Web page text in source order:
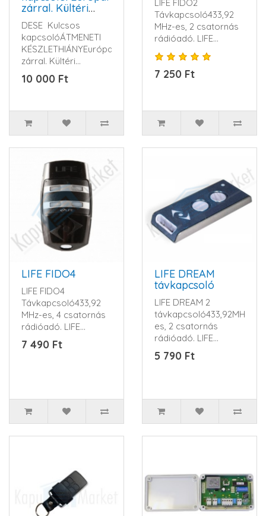
zárral. Kültéri
szereléshez.
Alumínium házban
DESE Kulcsos
kapcsolóÁTMENETI
KÉSZLETHIÁNYEurópai
zárral. Kültéri
szereléshez.
Alumínium házb..
10 000 Ft
LIFE FIDO2
Távkapcsoló433,92
MHz-es, 2 csatornás
rádióadó. LIFE
ugrókód rendszerrel.
1 db 12V-os al..
7 250 Ft
LIFE FIDO4
LIFE FIDO4
Távkapcsoló433,92
MHz-es, 4 csatornás
rádióadó. LIFE
ugrókód rendszerrel.
1 db 12V-os alk..
7 490 Ft
LIFE DREAM
távkapcsoló
LIFE DREAM 2
távkapcsoló433,92MHz-
es, 2 csatornás
rádióadó. LIFE
ugrókód
rendszerrel.DREAMHáz
5 790 Ft